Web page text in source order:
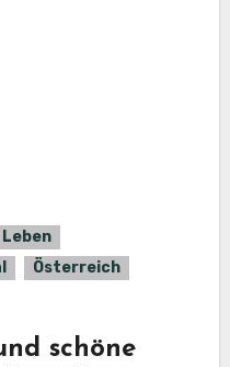
Leben
Österreich
schöne